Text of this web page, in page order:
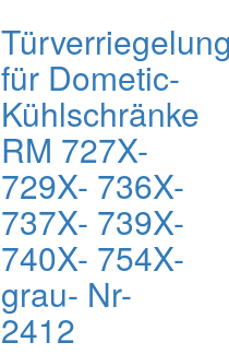
für Dometic-
Kühlschränke
RM 727X-
729X- 736X-
737X- 739X-
740X- 754X-
grau- Nr-
2412